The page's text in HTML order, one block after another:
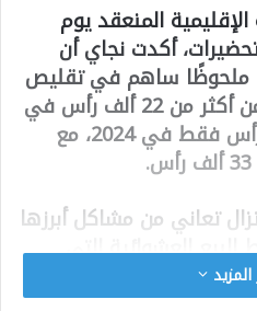
المنعقد يوم
التحضيرات، أكدت نجاي أن
ملحوظًا ساهم في تقليص
كمية الأغنام المستوردة من أكثر من 22 ألف رأس في
2023 إلى حوالي 18 ألف رأس فقط في 2024، مع
تعاني من مشاكل أبرزها
العشوائية التي
مما يزيد من المخاطر